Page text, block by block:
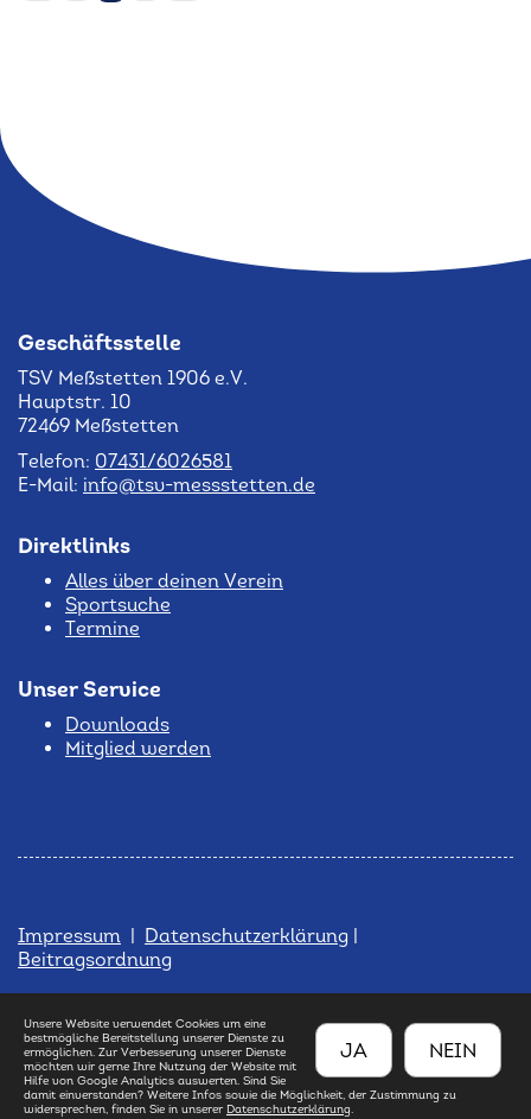
Geschäftsstelle
TSV Meßstetten 1906 e.V.
Hauptstr. 10
72469 Meßstetten
Telefon: 07431/6026581
E-Mail: info@tsv-messstetten.de
Direktlinks
Alles über deinen Verein
Sportsuche
Termine
Unser Service
Downloads
Mitglied werden
Impressum Datenschutzerklärung
Beitragsordnung
NEIN
JA
Unsere Website verwendet Cookies um eine
bestmögliche Bereitstellung unserer Dienste zu
ermöglichen. Zur Verbesserung unserer Dienste
möchten wir gerne Ihre Nutzung der Website mit
Hilfe von Google Analytics auswerten. Sind Sie
damit einverstanden? Weitere Infos sowie die Möglichkeit, der Zustimmung zu
widersprechen, finden Sie in unserer Datenschutzerklärung.